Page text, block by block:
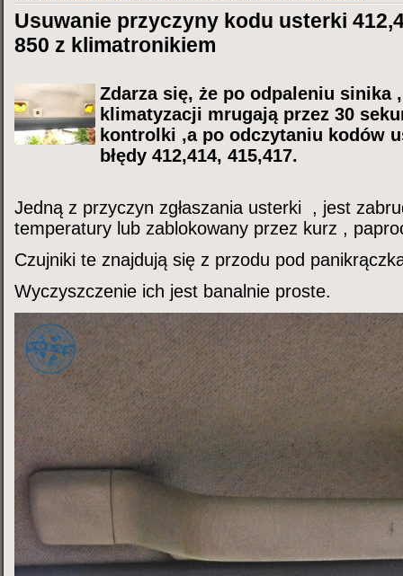
Usuwanie przyczyny kodu usterki
850 z klimatronikiem
Zdarza się, że po odpaleniu sinika
klimatyzacji mrugają przez 30
kontrolki ,a po odczytaniu kodów
błędy 412,414, 415,417.
Jedną z przyczyn zgłaszania usterki , jest
temperatury lub zablokowany przez kurz ,
Czujniki te znajdują się z przodu pod
Wyczyszczenie ich jest banalnie proste.